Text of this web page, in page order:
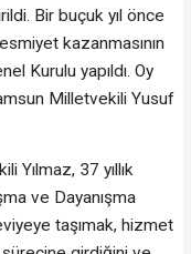
Bir buçuk yıl önce
kazanmasının
Kurulu yapıldı. Oy
Milletvekili Yusuf
Yılmaz, 37 yıllık
ve Dayanışma
taşımak, hizmet